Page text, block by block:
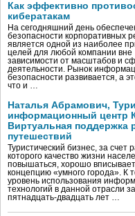
Как эффективно
кибератакам
На сегодняшний день
безопасности корпоративных
является одной из наиболее
целей для любой компании вне
зависимости от масштабов и
деятельности. Рынок
безопасности развивается, а
что и …
Наталья Абрамович,
информационный центр
Виртуальная поддержка
путешествий
Туристический бизнес, за счет
которого качество жизни
повышаться, хорошо
концепцию «умного города». К
уровень использования
технологий в данной отрасли
пятнадцать-двадцать лет …